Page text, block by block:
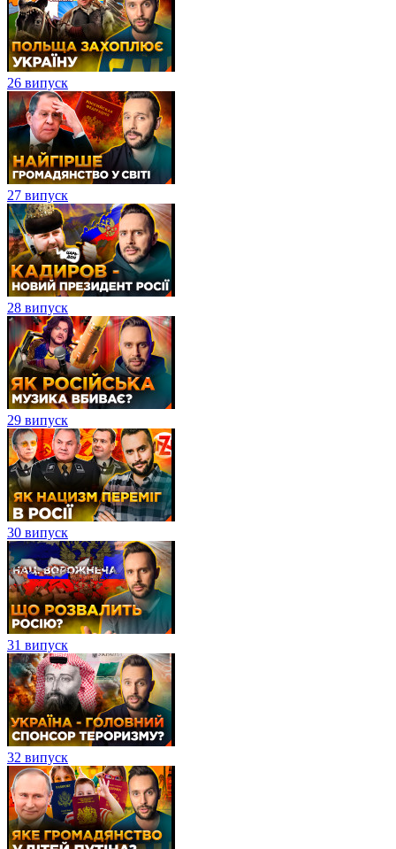
26 випуск
27 випуск
28 випуск
29 випуск
30 випуск
31 випуск
32 випуск